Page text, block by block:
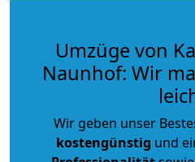
Umzüge von
Naunhof: Wir
Wir geben unser
kostengünstig und